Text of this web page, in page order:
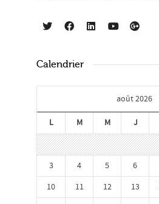
Calendrier
août 2026
L M M J
3
4 5 6
10
11 12 13